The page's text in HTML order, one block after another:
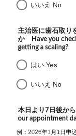
いいえ No
主治医に歯石取り
か Have you
getting a scaling?
はい Yes
いいえ No
本日より7日後か
our appointment
例：2026年1月1日申